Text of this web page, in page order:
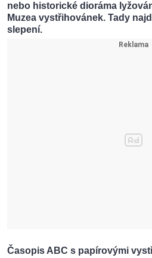
nebo historické dioráma
Muzea vystřihovánek. Tady
slepení.
Časopis ABC s papírovými